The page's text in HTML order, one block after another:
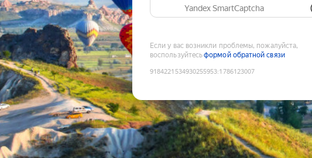
Yandex SmartCaptcha
Если у вас возникли проблемы, пожалуйста,
воспользуйтесьформой обратной связи
9184221534930255953:1786123007